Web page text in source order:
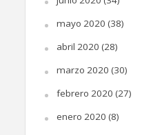
mayo 2020 (38)
abril 2020 (28)
marzo 2020 (30)
febrero 2020 (27)
enero 2020 (8)